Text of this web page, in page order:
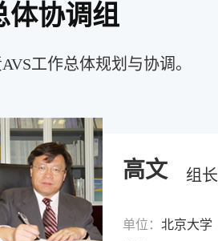
体协调组
工作总体规划与协调。
高文 组长
单位： 北京大学